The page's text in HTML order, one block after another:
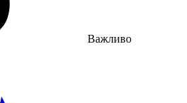
Важливо